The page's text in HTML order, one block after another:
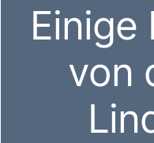
Einige
von